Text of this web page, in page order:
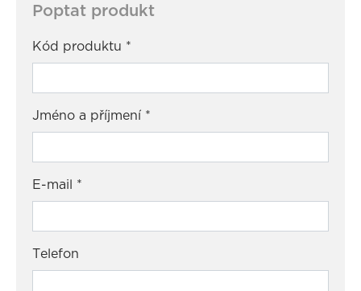
Poptat produkt
Kód produktu *
Jméno a příjmení *
E-mail *
Telefon